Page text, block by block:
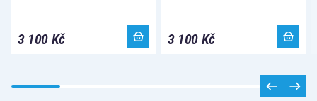
3 100 Kč 3 100 Kč